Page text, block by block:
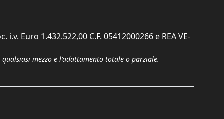
Euro 1.432.522,00 C.F. 05412000266 e REA VE-
mezzo e l'adattamento totale o parziale.